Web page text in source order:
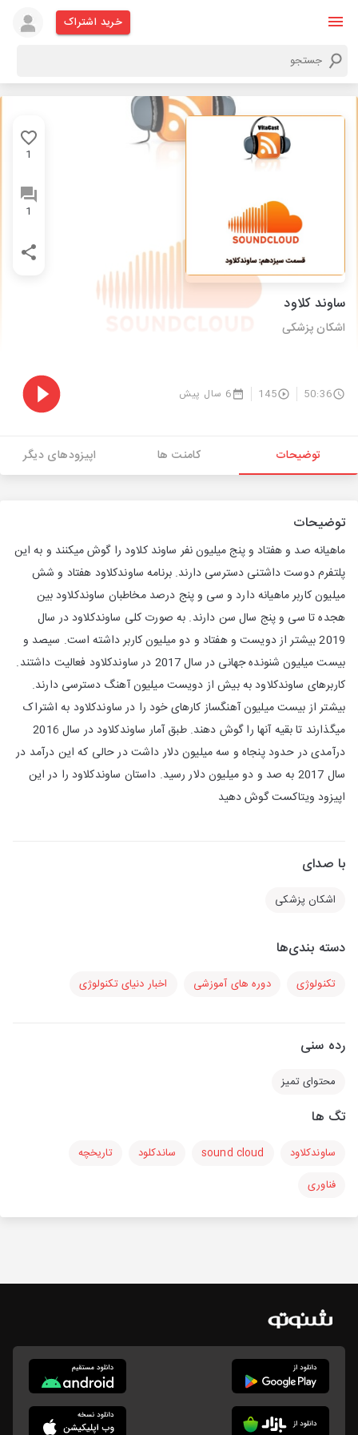
خرید اشتراک
1
1
ساوند کلاود
اشکان پزشکی
50:36
145 6 سال پیش
توضیحات کامنت ها اپیزودهای دیگر
توضیحات
ماهیانه صد و هفتاد و پنج میلیون نفر ساوند کلاود را گوش میکنند و به این
پلتفرم دوست داشتنی دسترسی دارند. برنامه ساوندکلاود هفتاد و شش
میلیون کاربر ماهیانه دارد و سی و پنج درصد مخاطبان ساوندکلاود بین
هجده تا سی و پنج سال سن دارند. به صورت کلی ساوندکلاود در سال
2019 بیشتر از دویست و هفتاد و دو میلیون کاربر داشته است. سیصد و
بیست میلیون شنونده جهانی در سال 2017 در ساوندکلاود فعالیت داشتند.
کاربرهای ساوندکلاود به بیش از دویست میلیون آهنگ دسترسی دارند.
بیشتر از بیست میلیون آهنگساز کارهای خود را در ساوندکلاود به اشتراک
میگذارند تا بقیه آنها را گوش دهند. طبق آمار ساوندکلاود در سال 2016
درآمدی در حدود پنجاه و سه میلیون دلار داشت در حالی که این درآمد در
سال 2017 به صد و دو میلیون دلار رسید. داستان ساوندکلاود را در این
اپیزود ویتاکست گوش دهید
با صدای
اشکان پزشکی
دسته بندی‌ها
تکنولوژی دوره های آموزشی اخبار دنیای تکنولوژی
رده سنی
محتوای تمیز
تگ ها
ساوندکلاود sound cloud ساندکلود
تاریخچه
فناوری